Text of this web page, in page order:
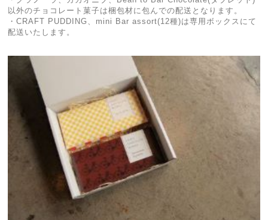
以外のチョコレート菓子は梱包材に包んでの配送となります。
・CRAFT PUDDING、mini Bar assort(12種)は専用ボックスにて
配送いたします。